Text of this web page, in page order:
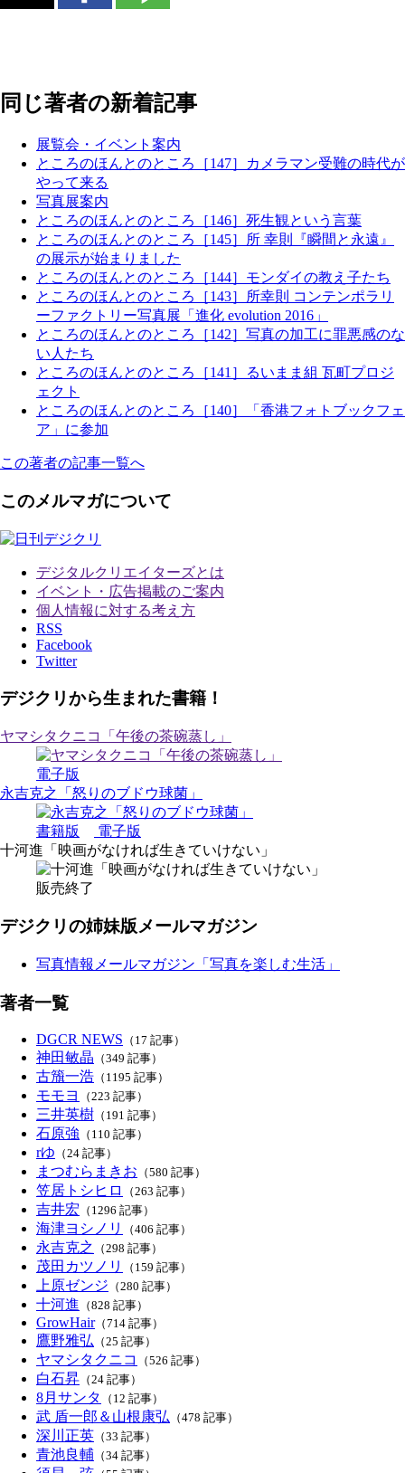
同じ著者の新着記事
展覧会・イベント案内
ところのほんとのところ［147］カメラマン受難の時代が
やって来る
写真展案内
ところのほんとのところ［146］死生観という言葉
ところのほんとのところ［145］所 幸則『瞬間と永遠』
の展示が始まりました
ところのほんとのところ［144］モンダイの教え子たち
ところのほんとのところ［143］所幸則 コンテンポラリ
ーファクトリー写真展「進化 evolution 2016」
ところのほんとのところ［142］写真の加工に罪悪感のな
い人たち
ところのほんとのところ［141］るいまま組 瓦町プロジ
ェクト
ところのほんとのところ［140］「香港フォトブックフェ
ア」に参加
この著者の記事一覧へ
このメルマガについて
デジタルクリエイターズとは
イベント・広告掲載のご案内
個人情報に対する考え方
RSS
Facebook
Twitter
デジクリから生まれた書籍！
ヤマシタクニコ「午後の茶碗蒸し」
電子版
永吉克之「怒りのブドウ球菌」
書籍版
電子版
十河進「映画がなければ生きていけない」
販売終了
デジクリの姉妹版メールマガジン
写真情報メールマガジン「写真を楽しむ生活」
著者一覧
DGCR NEWS （17 記事）
神田敏晶 （349 記事）
古籏一浩 （1195 記事）
モモヨ （223 記事）
三井英樹 （191 記事）
石原強 （110 記事）
rゆ （24 記事）
まつむらまきお （580 記事）
笠居トシヒロ （263 記事）
吉井宏 （1296 記事）
海津ヨシノリ （406 記事）
永吉克之 （298 記事）
茂田カツノリ （159 記事）
上原ゼンジ （280 記事）
十河進 （828 記事）
GrowHair（714 記事）
鷹野雅弘 （25 記事）
ヤマシタクニコ （526 記事）
白石昇 （24 記事）
8月サンタ （12 記事）
武 盾一郎＆山根康弘 （478 記事）
深川正英 （33 記事）
青池良輔 （34 記事）